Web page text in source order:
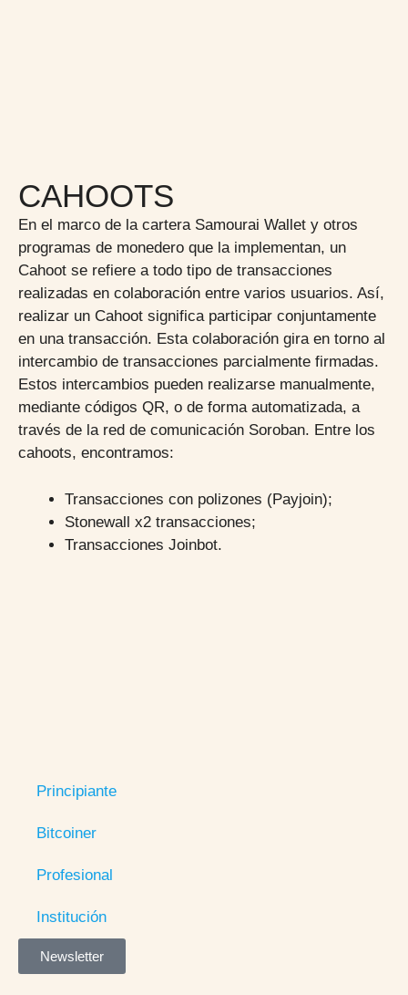
CAHOOTS
En el marco de la cartera Samourai Wallet y otros
programas de monedero que la implementan, un
Cahoot se refiere a todo tipo de transacciones
realizadas en colaboración entre varios usuarios. Así,
realizar un Cahoot significa participar conjuntamente
en una transacción. Esta colaboración gira en torno al
intercambio de transacciones parcialmente firmadas.
Estos intercambios pueden realizarse manualmente,
mediante códigos QR, o de forma automatizada, a
través de la red de comunicación Soroban. Entre los
cahoots, encontramos:
Transacciones con polizones (Payjoin);
Stonewall x2 transacciones;
Transacciones Joinbot.
Principiante
Bitcoiner
Profesional
Institución
Newsletter